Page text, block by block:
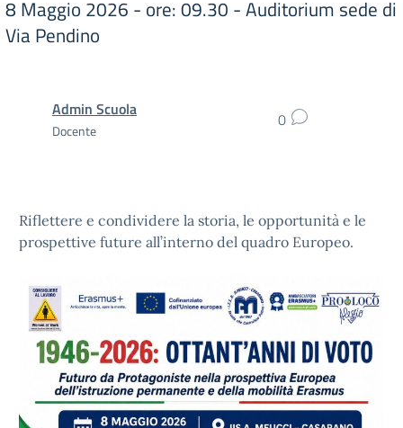
8 Maggio 2026 - ore: 09.30 - Auditorium sede di
Via Pendino
Admin Scuola
Docente 0
Riflettere e condividere la storia, le opportunità e le
prospettive future all’interno del quadro Europeo.